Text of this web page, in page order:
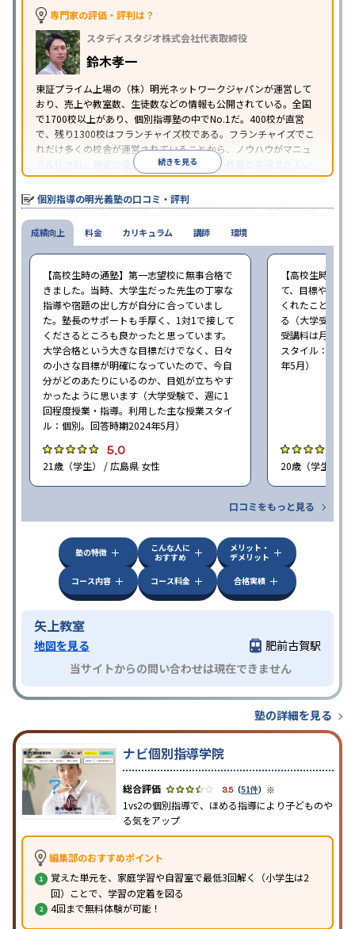
特徴
中高一貫校生に対応
の振替可能 不登校生に対応
を利用オンライン対応1科目から受講可能
習のみの受講可
り
※2023年3月調査。小学校高学年の個別指導塾アンケート調査方法を参
専門家の評価・評判は？
スタディスタジオ株式会社代表取締役
鈴木孝一
東証プライム上場の（株）明光ネットワークジャパンが運営して
おり、売上や教室数、生徒数などの情報も公開されている。全国
で1700校以上があり、個別指導塾の中でNo.1だ。400校が直営
で、残り1300校はフランチャイズ校である。フランチャイズでこ
れだけ多くの校舎が運営されていることから、ノウハウがマニュ
アル化され、特定の優秀な人材に依存しない教育が実現できてい
ることが推測される。
続きを見る
個別指導の明光義塾の口コミ・評判
成績向上
【高校生時の通塾】第一志望校に無事合格で
きました。当時、大学生だった先生の丁寧な
指導や宿題の出し方が自分に合っていまし
た。塾長のサポートも手厚く、1対1で接して
くださるところも良かったと思っています。
大学合格という大きな目標だけでなく、日々
の小さな目標が明確になっていたので、今自
分がどのあたりにいるのか、目処が立ちやす
かったように思います（大学受験で、週に1
回程度授業・指導。利用した主な授業スタイ
ル：個別。回答時期2024年5月）
5.0
21歳（学生） / 広島県 女性
【高校生時の通
て、目標や勉強
くれたことが、
る（大学受験で
受講料は月
スタイル：個別
年5月）
20歳（学生） /
口コミをもっと見る
料金 カリキュラム 講師 環境
塾の特徴
こんな人に
おすすめ
メリット・
デメリット
コース内容
コース料金 合格実績
矢上教室
地図を見る
肥前古賀駅
当サイトからの問い合わせは現在できません
塾の詳細を見る
ナビ個別指導学院
3.5（51件） ※
1vs2の個別指導で、ほめる指導により子どものや
る気をアップ
編集部のおすすめポイント
覚えた単元を、家庭学習や自習室で最低3回解く（小学生は2
回）ことで、学習の定着を図る
4回まで無料体験が可能！